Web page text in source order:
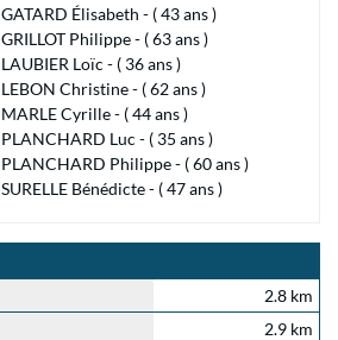
GATARD Élisabeth - ( 43 ans )
GRILLOT Philippe - ( 63 ans )
LAUBIER Loïc - ( 36 ans )
LEBON Christine - ( 62 ans )
MARLE Cyrille - ( 44 ans )
PLANCHARD Luc - ( 35 ans )
PLANCHARD Philippe - ( 60 ans )
SURELLE Bénédicte - ( 47 ans )
2.8 km
2.9 km